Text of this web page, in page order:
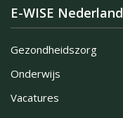
E-WISE Nederland
Gezondheidszorg
Onderwijs
Vacatures